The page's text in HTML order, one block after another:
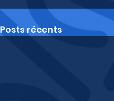
Posts récents